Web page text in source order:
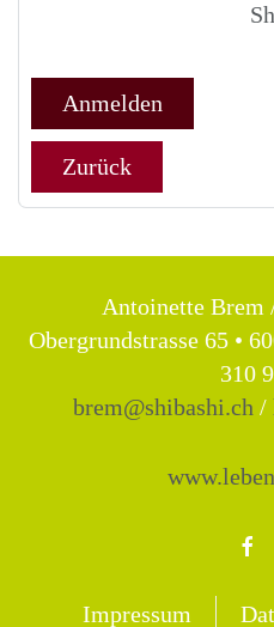
Anmelden
Zurück
Antoinette Brem
Obergrundstrasse 65 •
310
brem@shibashi.ch /
Impressum